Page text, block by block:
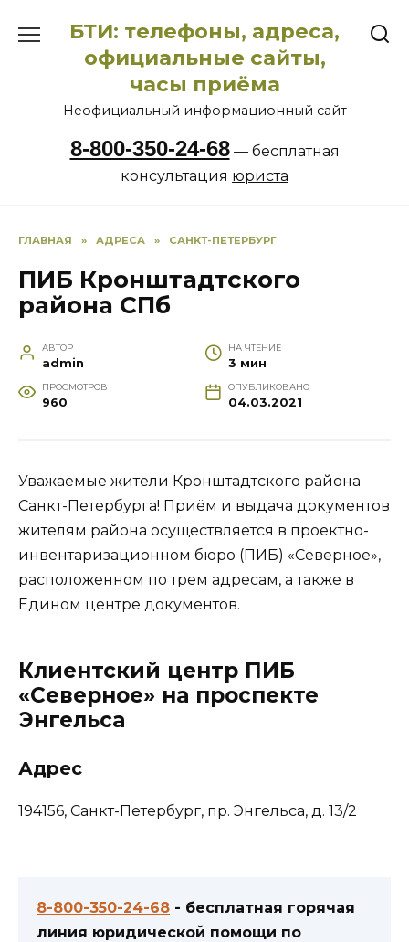
содержанию
БТИ: телефоны, адреса,
официальные сайты,
часы приёма
Неофициальный информационный сайт
8-800-350-24-68— бесплатная
консультация юриста
ГЛАВНАЯ » АДРЕСА » САНКТ-ПЕТЕРБУРГ
ПИБ Кронштадтского
района СПб
АВТОР
admin
НА ЧТЕНИЕ
3 мин
ПРОСМОТРОВ
960
ОПУБЛИКОВАНО
04.03.2021
Уважаемые жители Кронштадтского района
Санкт-Петербурга! Приём и выдача документов
жителям района осуществляется в проектно-
инвентаризационном бюро (ПИБ) «Северное»,
расположенном по трем адресам, а также в
Едином центре документов.
Клиентский центр ПИБ
«Северное» на проспекте
Энгельса
Адрес
194156, Санкт-Петербург, пр. Энгельса, д. 13/2
8-800-350-24-68 - бесплатная горячая
линия юридической помощи по